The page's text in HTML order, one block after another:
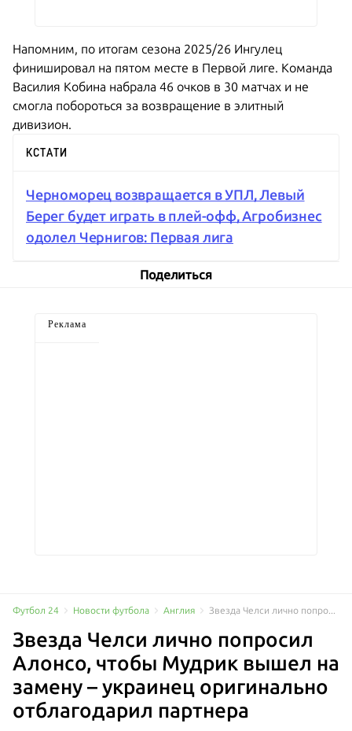
Напомним, по итогам сезона 2025/26 Ингулец
финишировал на пятом месте в Первой лиге. Команда
Василия Кобина набрала 46 очков в 30 матчах и не
смогла побороться за возвращение в элитный
дивизион.
КСТАТИ
Черноморец возвращается в УПЛ, Левый
Берег будет играть в плей-офф, Агробизнес
одолел Чернигов: Первая лига
Поделиться
Реклама